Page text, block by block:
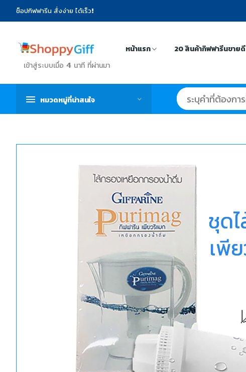
ช็อปกิฟฟารีน สั่งง่าย ได้เร็ว!
เข้าสู่ระบบเมื่อ 4 นาที ที่ผ่านมา
หน้าแรก 20 สินค้ากิฟฟารีนขายดี
หมวดหมู่ที่น่าสนใจ